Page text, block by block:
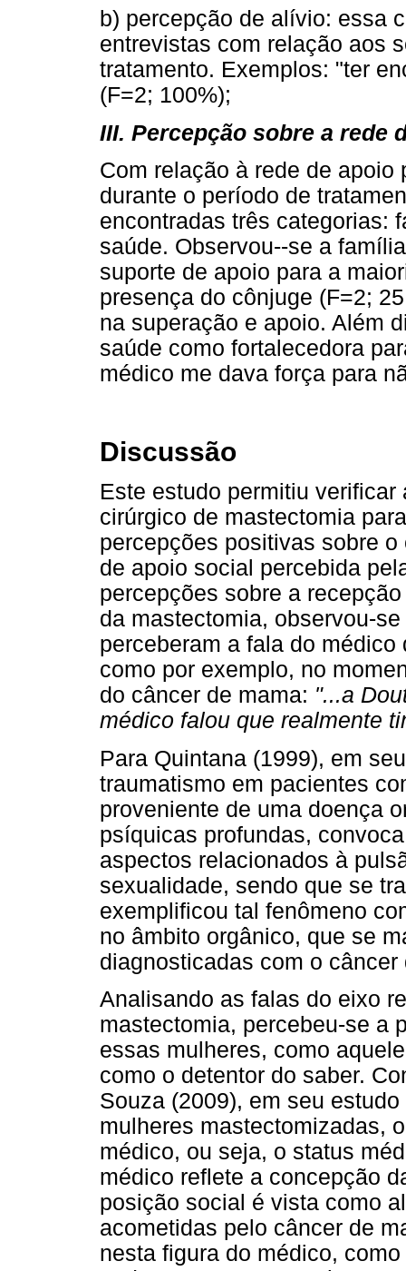
b) percepção de alívio: essa
entrevistas com relação aos
tratamento. Exemplos: "ter
(F=2; 100%);
III. Percepção sobre a rede
Com relação à rede de
durante o período de
encontradas três categorias:
saúde. Observou--se a
suporte de apoio para a
presença do cônjuge (F=2;
na superação e apoio. Além
saúde como fortalecedora
médico me dava força para
Discussão
Este estudo permitiu
cirúrgico de mastectomia
percepções positivas sobre
de apoio social percebida
percepções sobre a
da mastectomia, observou-
perceberam a fala do
como por exemplo, no
do câncer de mama: "...a
médico falou que realmente
Para Quintana (1999), em
traumatismo em pacientes
proveniente de uma doença
psíquicas profundas,
aspectos relacionados à
sexualidade, sendo que se
exemplificou tal fenômeno
no âmbito orgânico, que se
diagnosticadas com o câncer
Analisando as falas do eixo
mastectomia, percebeu-se a
essas mulheres, como
como o detentor do saber.
Souza (2009), em seu
mulheres mastectomizadas,
médico, ou seja, o status
médico reflete a concepção
posição social é vista como
acometidas pelo câncer de
nesta figura do médico,